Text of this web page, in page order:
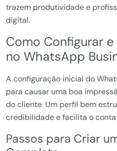
trazem produtividade e
digital.
Como Configurar
no WhatsApp
A configuração inicial do
para causar uma boa
do cliente. Um perfil bem
credibilidade e facilita o
Passos para Criar